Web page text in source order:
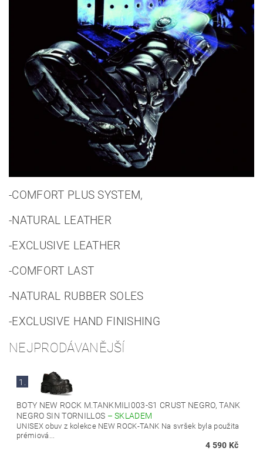
-COMFORT PLUS SYSTEM,
-NATURAL LEATHER
-EXCLUSIVE LEATHER
-COMFORT LAST
-NATURAL RUBBER SOLES
-EXCLUSIVE HAND FINISHING
NEJPRODÁVANĚJŠÍ
1.
BOTY NEW ROCK M.TANKMILI003-S1 CRUST NEGRO, TANK
NEGRO SIN TORNILLOS –SKLADEM
UNISEX obuv z kolekce NEW ROCK-TANK Na svršek byla použita
prémiová...
4 590 Kč